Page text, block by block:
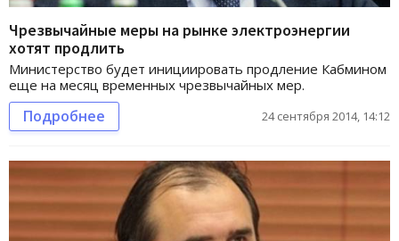
Чрезвычайные меры на рынке электроэнергии
хотят продлить
Министерство будет инициировать продление Кабмином
еще на месяц временных чрезвычайных мер.
Подробнее 24 сентября 2014, 14:12